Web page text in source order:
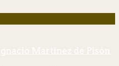
Martínez de Pisón